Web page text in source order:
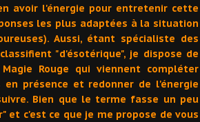
avoir l'énergie pour entretenir cette
les plus adaptées à la situation
Aussi, étant spécialiste des
"d'ésotérique", je dispose de
Rouge qui viennent compléter
présence et redonner de l'énergie
Bien que le terme fasse un peu
c'est ce que je me propose de vous